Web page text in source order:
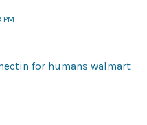
PM
for humans walmart